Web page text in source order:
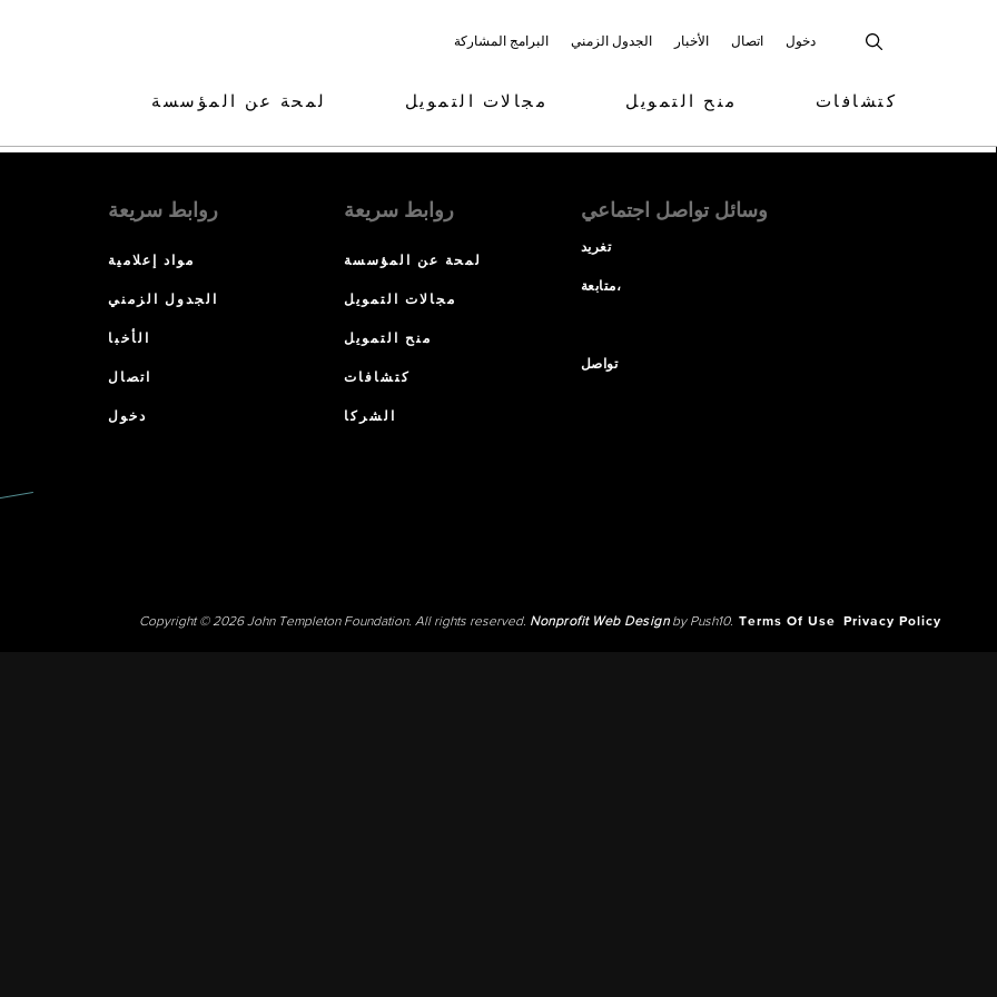
البرامج المشاركة الجدول الزمني الأخبار اتصال دخول
لمحة عن المؤسسة مجالات التمويل منح التمويل كتشافات
روابط سريعة
مواد إعلامية
الجدول الزمني
الأخبا
اتصال
دخول
روابط سريعة
لمحة عن المؤسسة
مجالات التمويل
منح التمويل
كتشافات
الشركا
وسائل تواصل اجتماعي
تغريد
متابعة،
تواصل
Copyright © 2026 John Templeton Foundation. All rights reserved. Nonprofit Web Designby Push10. Terms Of Use Privacy Policy